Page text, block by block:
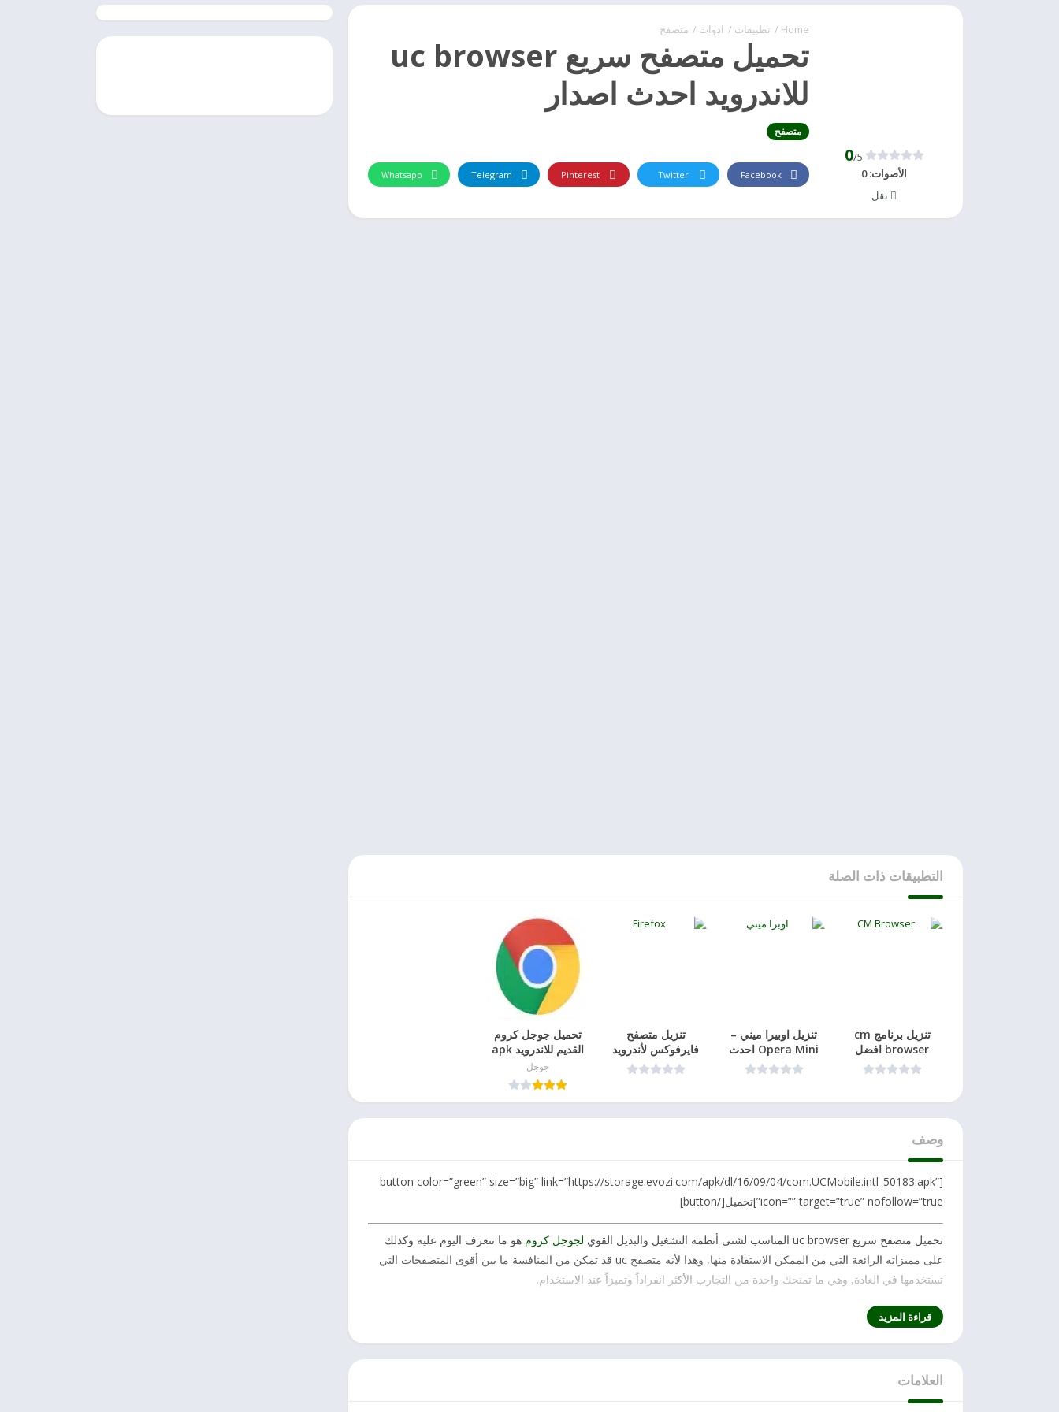
Home
/ تطبيقات / ادوات / متصفح
تحميل متصفح سريع uc browser
للاندرويد احدث اصدار
متصفح
0/5
الأصوات:0
نقل
Facebook
Twitter
Pinterest
Telegram
Whatsapp
التطبيقات ذات الصلة
تنزيل برنامج cm
browser افضل
متصفح
تنزيل اوبيرا ميني –
Opera Mini احدث
اصدار
تنزيل متصفح
فايرفوكس لأندرويد
احدث اصدار
تحميل جوجل كروم
القديم للاندرويد apk
جوجل
وصف
[button color=”green” size=”big” link=”https://storage.evozi.com/apk/dl/16/09/04/com.UCMobile.intl_50183.apk”
icon=”” target=”true” nofollow=”true”]تحميل[/button]
تحميل متصفح سريع uc browser المناسب لشتى أنظمة التشغيل والبديل القوي لجوجل كروم هو ما نتعرف اليوم عليه وكذلك
على مميزاته الرائعة التي من الممكن الاستفادة منها, وهذا لأنه متصفح uc قد تمكن من المنافسة ما بين أقوى المتصفحات التي
تستخدمها في العادة, وهي ما تمنحك واحدة من التجارب الأكثر انفراداً وتميزاً عند الاستخدام.
نبذة عنتحميل
متصفح uc browser هو ذاك المتصفح الرائع التي قامت واحدة من الشركات الروسية بتطويره مع العمل على تحديثه باستمرار,
حيث تخطت عمليات التحميل له عن 500 مليون تحميل.
قراءة المزيد
العلامات